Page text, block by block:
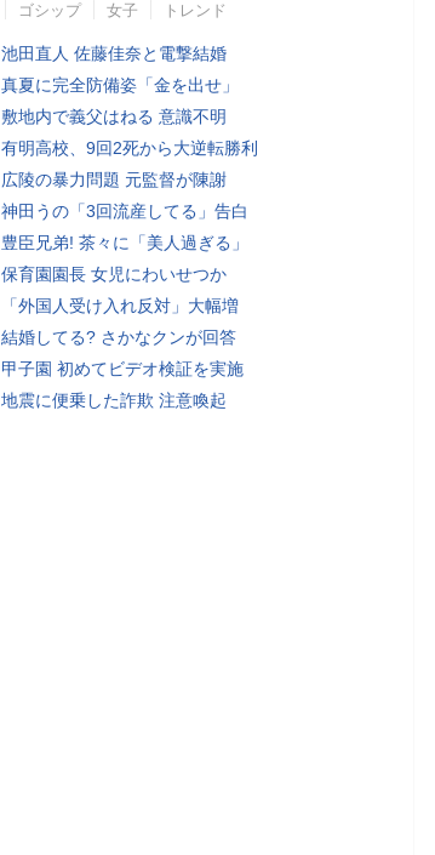
ゴシップ 女子 トレンド
池田直人 佐藤佳奈と電撃結婚
真夏に完全防備姿「金を出せ」
敷地内で義父はねる 意識不明
有明高校、9回2死から大逆転勝利
広陵の暴力問題 元監督が陳謝
神田うの「3回流産してる」告白
豊臣兄弟! 茶々に「美人過ぎる」
保育園園長 女児にわいせつか
「外国人受け入れ反対」大幅増
結婚してる? さかなクンが回答
甲子園 初めてビデオ検証を実施
地震に便乗した詐欺 注意喚起